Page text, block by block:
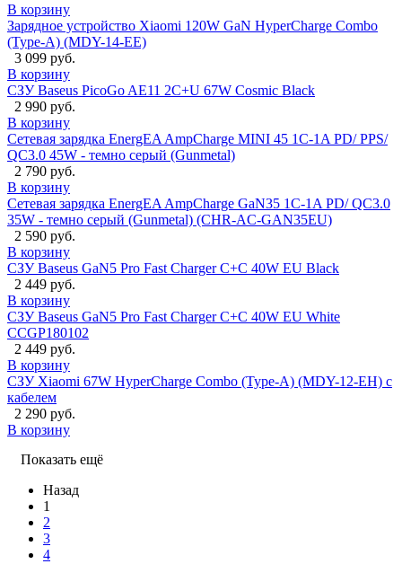
В корзину
Зарядное устройство Xiaomi 120W GaN HyperCharge Combo
(Type-A) (MDY-14-EE)
3 099 руб.
В корзину
СЗУ Baseus PicoGo AE11 2C+U 67W Cosmic Black
2 990 руб.
В корзину
Сетевая зарядка EnergEA AmpCharge MINI 45 1C-1A PD/ PPS/
QC3.0 45W - темно серый (Gunmetal)
2 790 руб.
В корзину
Сетевая зарядка EnergEA AmpCharge GaN35 1C-1A PD/ QC3.0
35W - темно серый (Gunmetal) (CHR-AC-GAN35EU)
2 590 руб.
В корзину
СЗУ Baseus GaN5 Pro Fast Charger C+C 40W EU Black
2 449 руб.
В корзину
СЗУ Baseus GaN5 Pro Fast Charger C+C 40W EU White
CCGP180102
2 449 руб.
В корзину
СЗУ Xiaomi 67W HyperCharge Combo (Type-A) (MDY-12-EH) с
кабелем
2 290 руб.
В корзину
Показать ещё
Назад
1
2
3
4